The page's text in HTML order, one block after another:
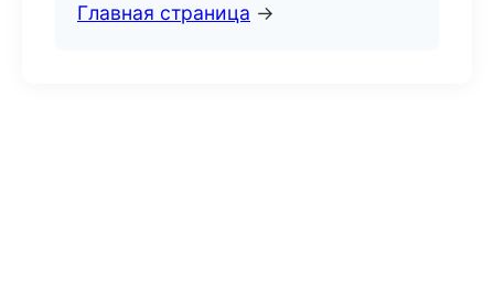
Главная страница →